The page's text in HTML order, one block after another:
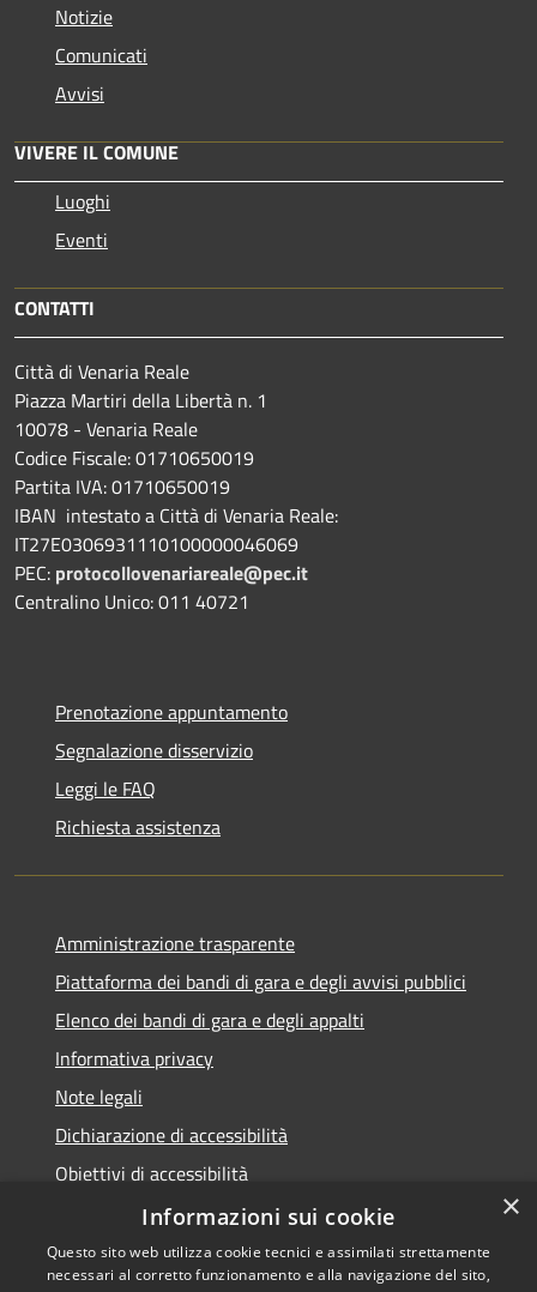
Notizie
Comunicati
Avvisi
VIVERE IL COMUNE
Luoghi
Eventi
CONTATTI
Città di Venaria Reale
Piazza Martiri della Libertà n. 1
10078 - Venaria Reale
Codice Fiscale: 01710650019
Partita IVA: 01710650019
IBAN intestato a Città di Venaria Reale:
IT27E0306931110100000046069
PEC: protocollovenariareale@pec.it
Centralino Unico: 011 40721
Prenotazione appuntamento
Segnalazione disservizio
Leggi le FAQ
Richiesta assistenza
Amministrazione trasparente
Piattaforma dei bandi di gara e degli avvisi pubblici
Elenco dei bandi di gara e degli appalti
Informativa privacy
Note legali
Dichiarazione di accessibilità
Obiettivi di accessibilità
×
Informazioni sui cookie
Questo sito web utilizza cookie tecnici e assimilati strettamente
necessari al corretto funzionamento e alla navigazione del sito,